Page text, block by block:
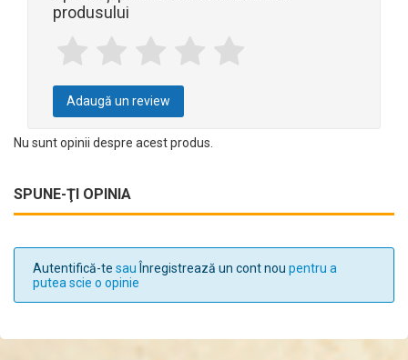
produsului
Adaugă un review
Nu sunt opinii despre acest produs.
SPUNE-ŢI OPINIA
Autentifică-te sauÎnregistrează un cont nou pentru a
putea scie o opinie